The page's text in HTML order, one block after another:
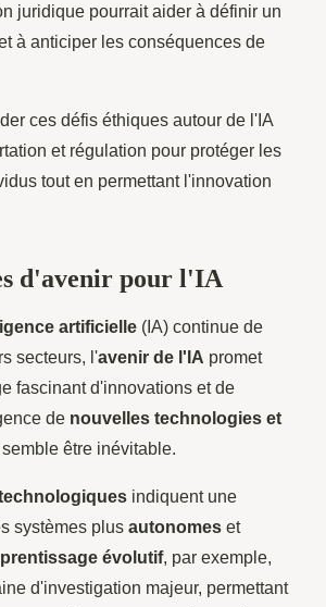
juridique pourrait aider à définir un
à anticiper les conséquences de
ces défis éthiques autour de l'IA
et régulation pour protéger les
tout en permettant l'innovation
d'avenir pour l'IA
artificielle (IA) continue de
secteurs, l'avenir de l'IA promet
fascinant d'innovations et de
de nouvelles technologies et
semble être inévitable.
indiquent une
systèmes plus autonomes et
évolutif, par exemple,
d'investigation majeur, permettant